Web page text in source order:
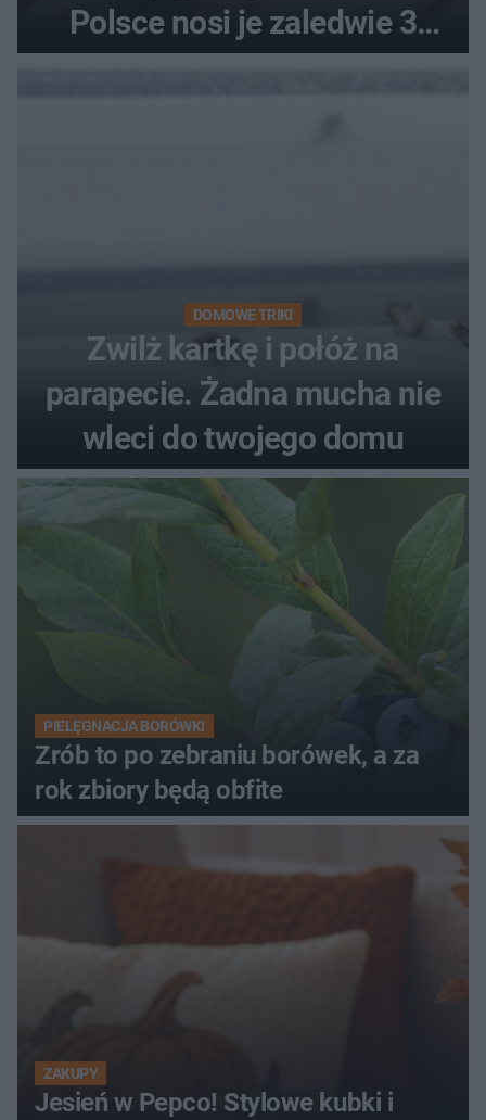
Polsce nosi je zaledwie 3
DOMOWE TRIKI
Zwilż kartkę i połóż na
parapecie. Żadna mucha nie
wleci do twojego domu
PIELĘGNACJA BORÓWKI
Zrób to po zebraniu borówek, a za
rok zbiory będą obfite
ZAKUPY
Jesień w Pepco! Stylowe kubki i